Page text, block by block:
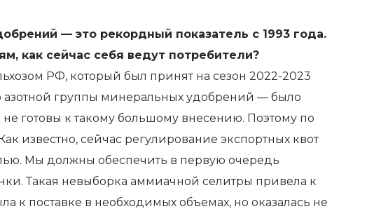
— это рекордный показатель с 1993 года.
как сейчас себя ведут потребители?
РФ, который был принят на сезон 2022-2023
группы минеральных удобрений — было
готовы к такому большому внесению. Поэтому по
известно, сейчас регулирование экспортных квот
Мы должны обеспечить в первую очередь
Такая невыборка аммиачной селитры привела к
к поставке в необходимых объемах, но оказалась не